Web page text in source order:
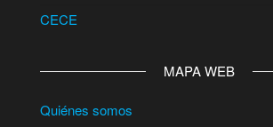
CECE
MAPA WEB
Quiénes somos